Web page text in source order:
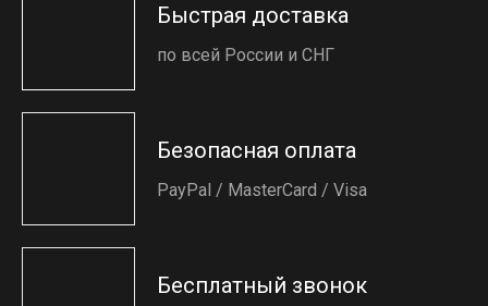
Быстрая доставка
по всей России и СНГ
Безопасная оплата
PayPal / MasterCard / Visa
Бесплатный звонок